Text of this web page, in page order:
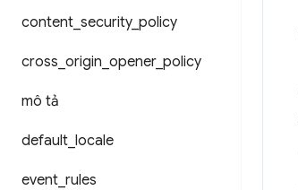
content security_ policy
cross origin opener_ policy
mô tả
default locale
event rules